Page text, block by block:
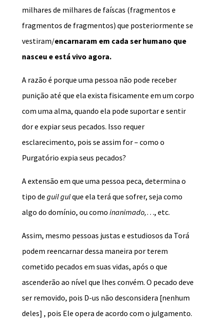
milhares de milhares de faíscas (fragmentos e
fragmentos de fragmentos) que posteriormente se
vestiram/encarnaram em cada ser humano que
nasceu e está vivo agora.
A razão é porque uma pessoa não pode receber
punição até que ela exista fisicamente em um corpo
com uma alma, quando ela pode suportar e sentir
dor e expiar seus pecados. Isso requer
esclarecimento, pois se assim for – como o
Purgatório expia seus pecados?
A extensão em que uma pessoa peca, determina o
tipo de guil gulque ela terá que sofrer, seja como
algo do domínio, ou como inanimado,…, etc.
Assim, mesmo pessoas justas e estudiosos da Torá
podem reencarnar dessa maneira por terem
cometido pecados em suas vidas, após o que
ascenderão ao nível que lhes convém. O pecado deve
ser removido, pois D-us não desconsidera [nenhum
deles] , pois Ele opera de acordo com o julgamento.